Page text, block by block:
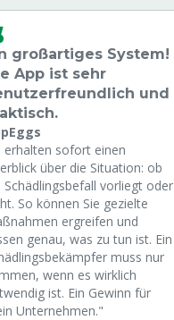
großartiges System!
App ist sehr
und
erhalten sofort einen
über die Situation: ob
Schädlingsbefall vorliegt oder
So können Sie gezielte
ergreifen und
genau, was zu tun ist. Ein
muss nur
wenn es wirklich
ist. Ein Gewinn für
Unternehmen."